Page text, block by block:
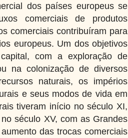
dos países europeus se
comerciais de produtos
comerciais contribuíram para
europeus. Um dos objetivos
com a exploração de
na colonização de diversos
naturais, os impérios
e seus modos de vida em
tiveram início no século XI,
século XV, com as Grandes
das trocas comerciais